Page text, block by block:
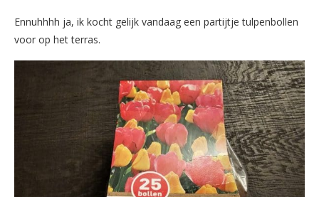
Ennuhhhh ja, ik kocht gelijk vandaag een partijtje tulpenbollen
voor op het terras.